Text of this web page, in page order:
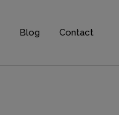
Blog Contact